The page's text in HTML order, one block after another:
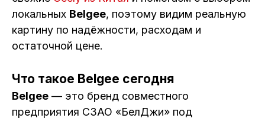
локальных Belgee, поэтому видим реальную
картину по надёжности, расходам и
остаточной цене.
Что такое Belgee сегодня
Belgee — это бренд совместного
предприятия СЗАО «БелДжи» под